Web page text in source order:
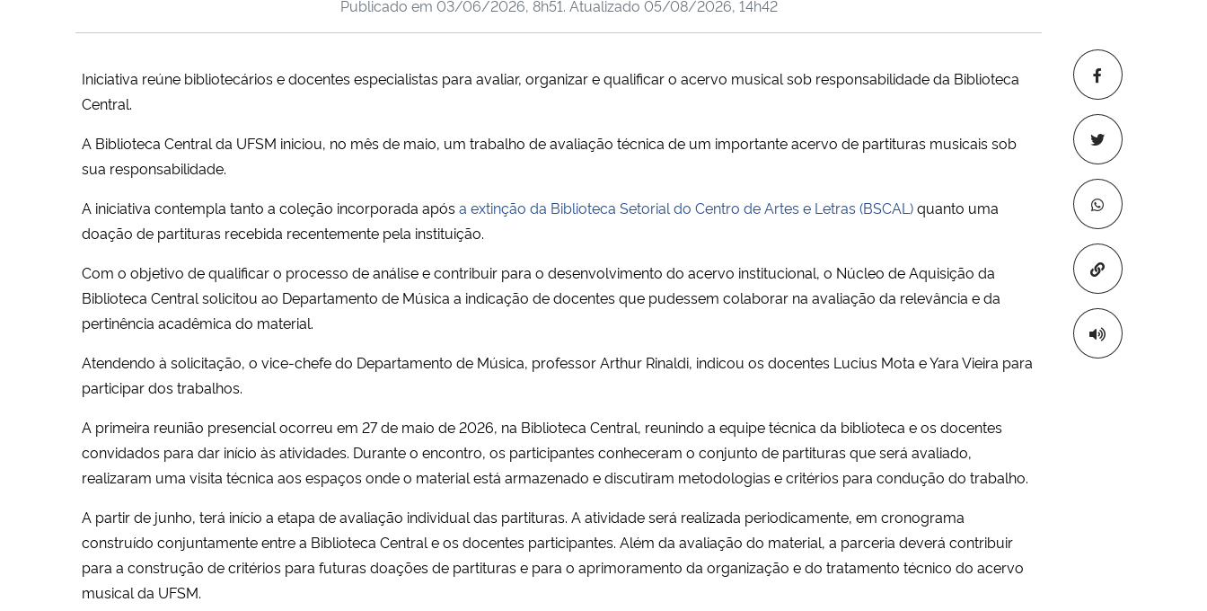
Copiar para
Publicado em 03/06/2026, 8h51. Atualizado 05/08/2026, 14h42
Iniciativa reúne bibliotecários e docentes especialistas para avaliar, organizar e qualificar o acervo musical sob responsabilidade da Biblioteca
Central.
A Biblioteca Central da UFSM iniciou, no mês de maio, um trabalho de avaliação técnica de um importante acervo de partituras musicais sob
sua responsabilidade.
A iniciativa contempla tanto a coleção incorporada apósa extinção da Biblioteca Setorial do Centro de Artes e Letras (BSCAL)quanto uma
doação de partituras recebida recentemente pela instituição.
Com o objetivo de qualificar o processo de análise e contribuir para o desenvolvimento do acervo institucional, o Núcleo de Aquisição da
Biblioteca Central solicitou ao Departamento de Música a indicação de docentes que pudessem colaborar na avaliação da relevância e da
pertinência acadêmica do material.
Atendendo à solicitação, o vice-chefe do Departamento de Música, professor Arthur Rinaldi, indicou os docentes Lucius Mota e Yara Vieira para
participar dos trabalhos.
A primeira reunião presencial ocorreu em 27 de maio de 2026, na Biblioteca Central, reunindo a equipe técnica da biblioteca e os docentes
convidados para dar início às atividades. Durante o encontro, os participantes conheceram o conjunto de partituras que será avaliado,
realizaram uma visita técnica aos espaços onde o material está armazenado e discutiram metodologias e critérios para condução do trabalho.
A partir de junho, terá início a etapa de avaliação individual das partituras. A atividade será realizada periodicamente, em cronograma
construído conjuntamente entre a Biblioteca Central e os docentes participantes. Além da avaliação do material, a parceria deverá contribuir
para a construção de critérios para futuras doações de partituras e para o aprimoramento da organização e do tratamento técnico do acervo
musical da UFSM.